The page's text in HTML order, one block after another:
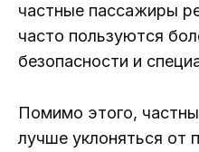
частные пассажиры
часто пользуются
безопасности и
Помимо этого,
лучше уклоняться от